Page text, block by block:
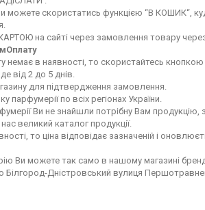
можете скористатись функцією “В КОШИК“,
на сайті через замовлення товару
в наявності, то скористайтесь кнопкою
від 2 до 5 днів.
для підтвердження замовлення.
по всіх регіонах України.
Ви не знайшли потрібну Вам продукцію,
великий каталог продукції.
то ціна відповідає зазначеній і
Ви можете так само в нашому магазині
Білгород-Дністровський вулиця